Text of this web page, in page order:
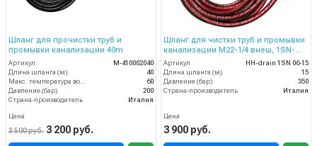
Шланг для прочистки труб и
промывки канализации 40m
Артикул
M-410002040
Длина шланга (м)
40
60
Давление (бар)
200
Страна-производитель
Италия
Цена
3 500 руб. 3 200 руб.
Шланг для чистки труб и промывки
канализации M22-1/4 внеш, 1SN-
06,15 м
Артикул
HH-drain 1SN 06-15
Длина шланга (м)
15
Давление (бар)
350
Страна-производитель
Италия
Цена
3 900 руб.